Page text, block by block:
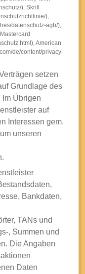
), Skrill
),
datenschutz-agb/),
American
de/content/privacy-
setzen
Grundlage des
Im Übrigen
auf
Interessen gem.
unseren
Bankdaten,
TANs und
, Summen und
Die Angaben
Daten